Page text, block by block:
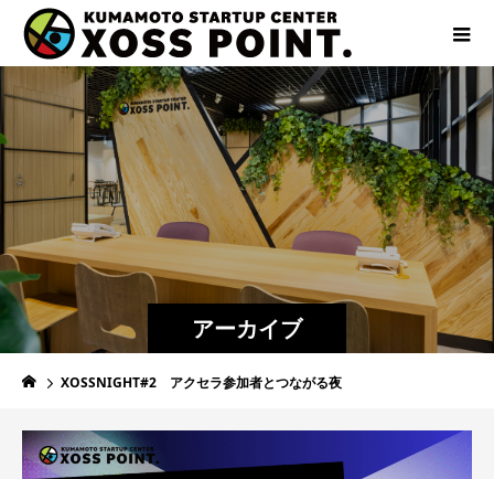
アーカイブ
XOSSNIGHT#2 アクセラ参加者とつながる夜